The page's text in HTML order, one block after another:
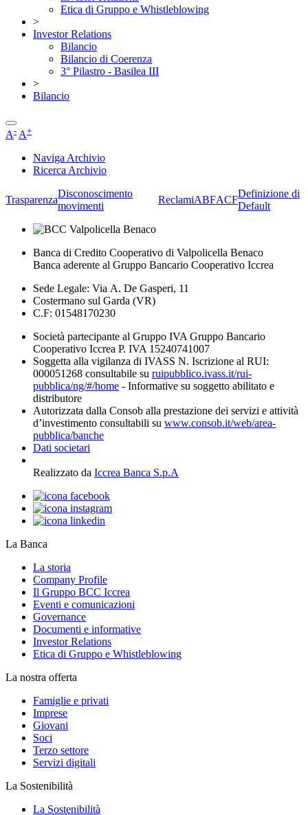
Etica di Gruppo e Whistleblowing
>
Investor Relations
Bilancio
Bilancio di Coerenza
3° Pilastro - Basilea III
>
Bilancio
A- A+
Naviga Archivio
Ricerca Archivio
Trasparenza
Disconoscimento
movimenti
ReclamiABFACF
Definizione di
Default
Banca di Credito Cooperativo di Valpolicella Benaco
Banca aderente al Gruppo Bancario Cooperativo Iccrea
Sede Legale: Via A. De Gasperi, 11
Costermano sul Garda (VR)
C.F: 01548170230
Società partecipante al Gruppo IVA Gruppo Bancario
Cooperativo Iccrea P. IVA 15240741007
Soggetta alla vigilanza di IVASS N. Iscrizione al RUI:
000051268 consultabile su ruipubblico.ivass.it/rui-
pubblica/ng/#/home - Informative su soggetto abilitato e
distributore
Autorizzata dalla Consob alla prestazione dei servizi e attività
d’investimento consultabili su www.consob.it/web/area-
pubblica/banche
Dati societari
Realizzato da Iccrea Banca S.p.A
La Banca
La storia
Company Profile
Il Gruppo BCC Iccrea
Eventi e comunicazioni
Governance
Documenti e informative
Investor Relations
Etica di Gruppo e Whistleblowing
La nostra offerta
Famiglie e privati
Imprese
Giovani
Soci
Terzo settore
Servizi digitali
La Sostenibilità
La Sostenibilità